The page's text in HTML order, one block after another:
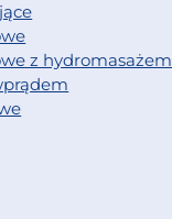
z hydromasażem